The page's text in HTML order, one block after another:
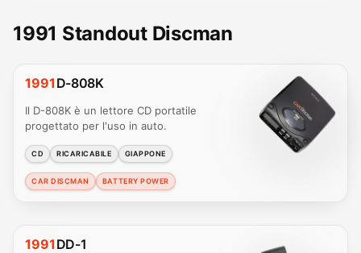
1991 Standout Discman
1991 D-808K
Il D-808K è un lettore CD portatile
progettato per l'uso in auto.
CD RICARICABILE GIAPPONE
CAR DISCMAN BATTERY POWER
1991 DD-1